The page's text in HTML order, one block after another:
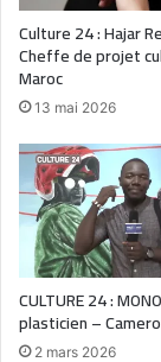
Culture 24 : Hajar
Cheffe de projet
Maroc
13 mai 2026
CULTURE 24 :
plasticien –
2 mars 2026